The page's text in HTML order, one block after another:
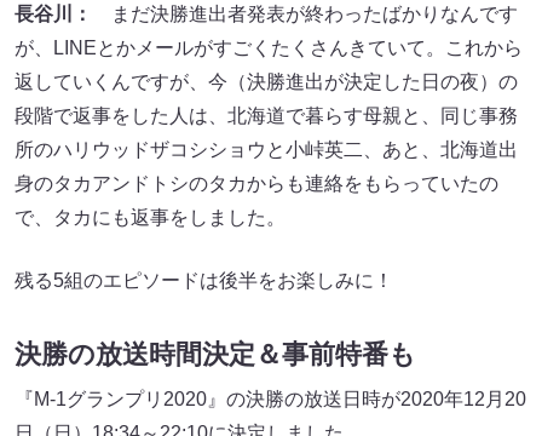
長谷川：
まだ決勝進出者発表が終わったばかりなんです
が、LINEとかメールがすごくたくさんきていて。これから
返していくんですが、今（決勝進出が決定した日の夜）の
段階で返事をした人は、北海道で暮らす母親と、同じ事務
所のハリウッドザコシショウと小峠英二、あと、北海道出
身のタカアンドトシのタカからも連絡をもらっていたの
で、タカにも返事をしました。
残る5組のエピソードは後半をお楽しみに！
決勝の放送時間決定＆事前特番も
『M-1グランプリ2020』の決勝の放送日時が2020年12月20